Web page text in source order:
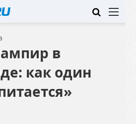
Искать
в
как один